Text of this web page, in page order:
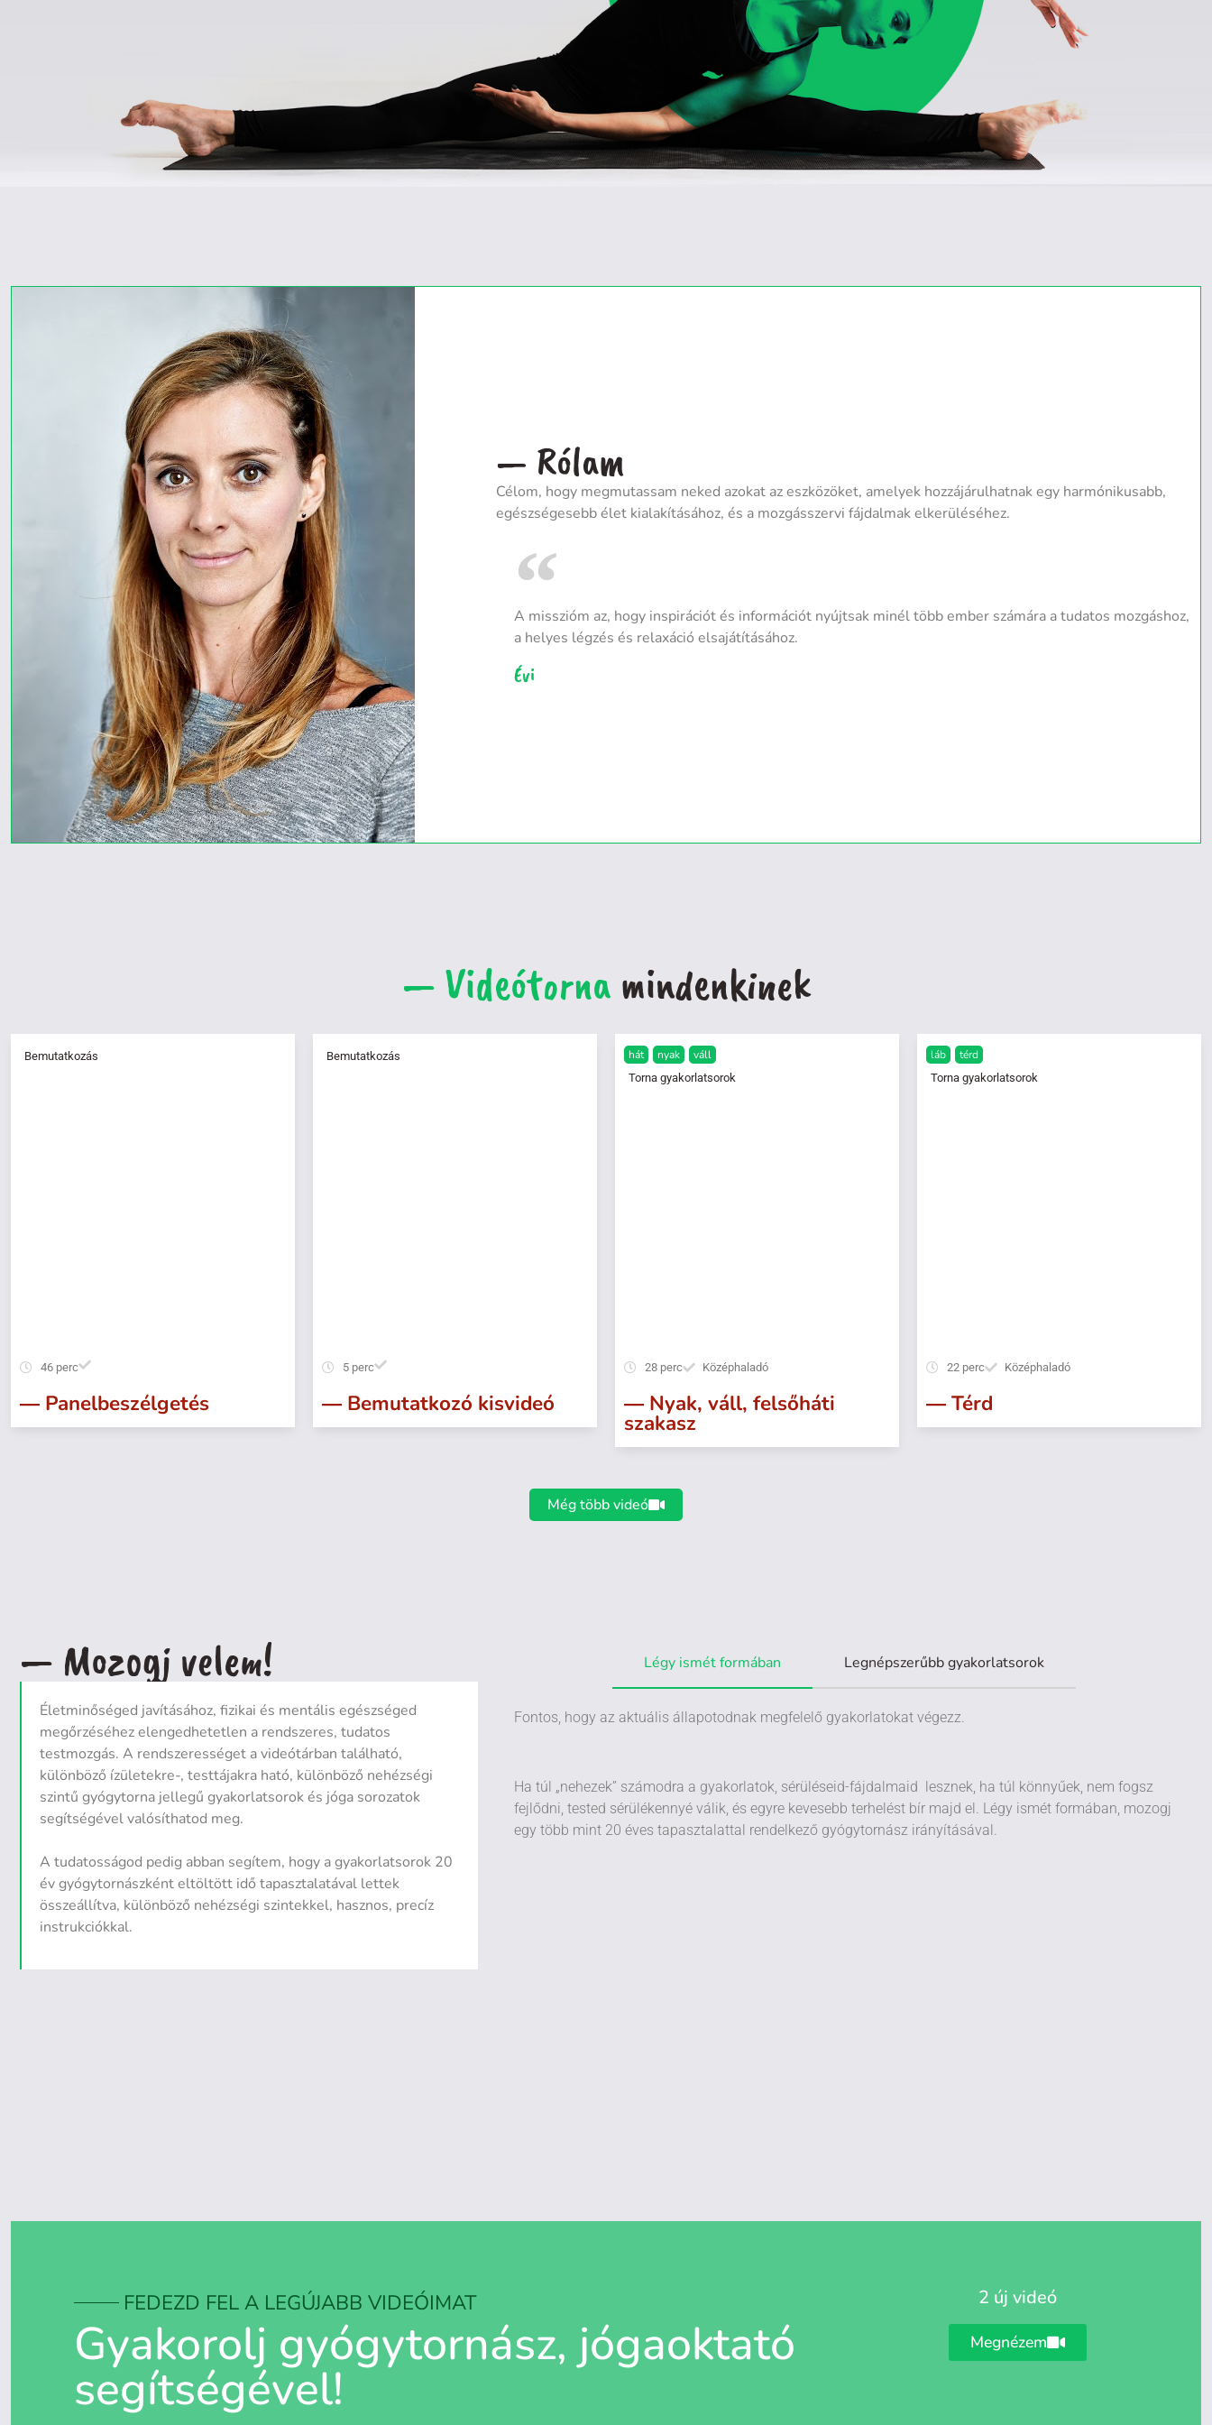
gyakorlatok
Tested
alkalmazkodik az
őt ért ingerekhez.
videókhoz — Rólam
Célom, hogy megmutassam neked azokat az eszközöket, amelyek hozzájárulhatnak egy harmónikusabb,
egészségesebb élet kialakításához, és a mozgásszervi fájdalmak elkerüléséhez.
A misszióm az, hogy inspirációt és információt nyújtsak minél több ember számára a tudatos mozgáshoz,
a helyes légzés és relaxáció elsajátításához.
Évi
— Videótorna mindenkinek
Bemutatkozás
46 perc
― Panelbeszélgetés
Bemutatkozás
5 perc
― Bemutatkozó kisvideó
hát nyak váll
Torna gyakorlatsorok
28 perc Középhaladó
― Nyak, váll, felsőháti
szakasz
láb térd
Torna gyakorlatsorok
22 perc Középhaladó
― Térd
Még több videó
— Mozogj velem!
Életminőséged javításához, fizikai és mentális egészséged
megőrzéséhez elengedhetetlen a rendszeres, tudatos
testmozgás. A rendszerességet a videótárban található,
különböző ízületekre-, testtájakra ható, különböző nehézségi
szintű gyógytorna jellegű gyakorlatsorok és jóga sorozatok
segítségével valósíthatod meg.
A tudatosságod pedig abban segítem, hogy a gyakorlatsorok 20
év gyógytornászként eltöltött idő tapasztalatával lettek
összeállítva, különböző nehézségi szintekkel, hasznos, precíz
instrukciókkal.
Légy ismét formában Legnépszerűbb gyakorlatsorok
Fontos, hogy az aktuális állapotodnak megfelelő gyakorlatokat végezz.
Ha túl „nehezek” számodra a gyakorlatok, sérüléseid-fájdalmaid lesznek, ha túl könnyűek, nem fogsz
fejlődni, tested sérülékennyé válik, és egyre kevesebb terhelést bír majd el. Légy ismét formában, mozogj
egy több mint 20 éves tapasztalattal rendelkező gyógytornász irányításával.
FEDEZD FEL A LEGÚJABB VIDEÓIMAT
Gyakorolj gyógytornász, jógaoktató
segítségével!
2 új videó
Megnézem